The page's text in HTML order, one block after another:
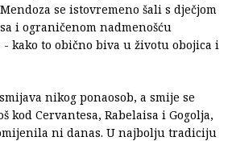
se istovremeno šali s dječjom
i ograničenom nadmenošću
kako to obično biva u životu obojica i
nikog ponaosob, a smije se
kod Cervantesa, Rabelaisa i Gogolja,
ni danas. U najbolju tradiciju